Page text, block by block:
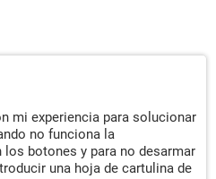
mi experiencia para solucionar
no funciona la
botones y para no desarmar
una hoja de cartulina de